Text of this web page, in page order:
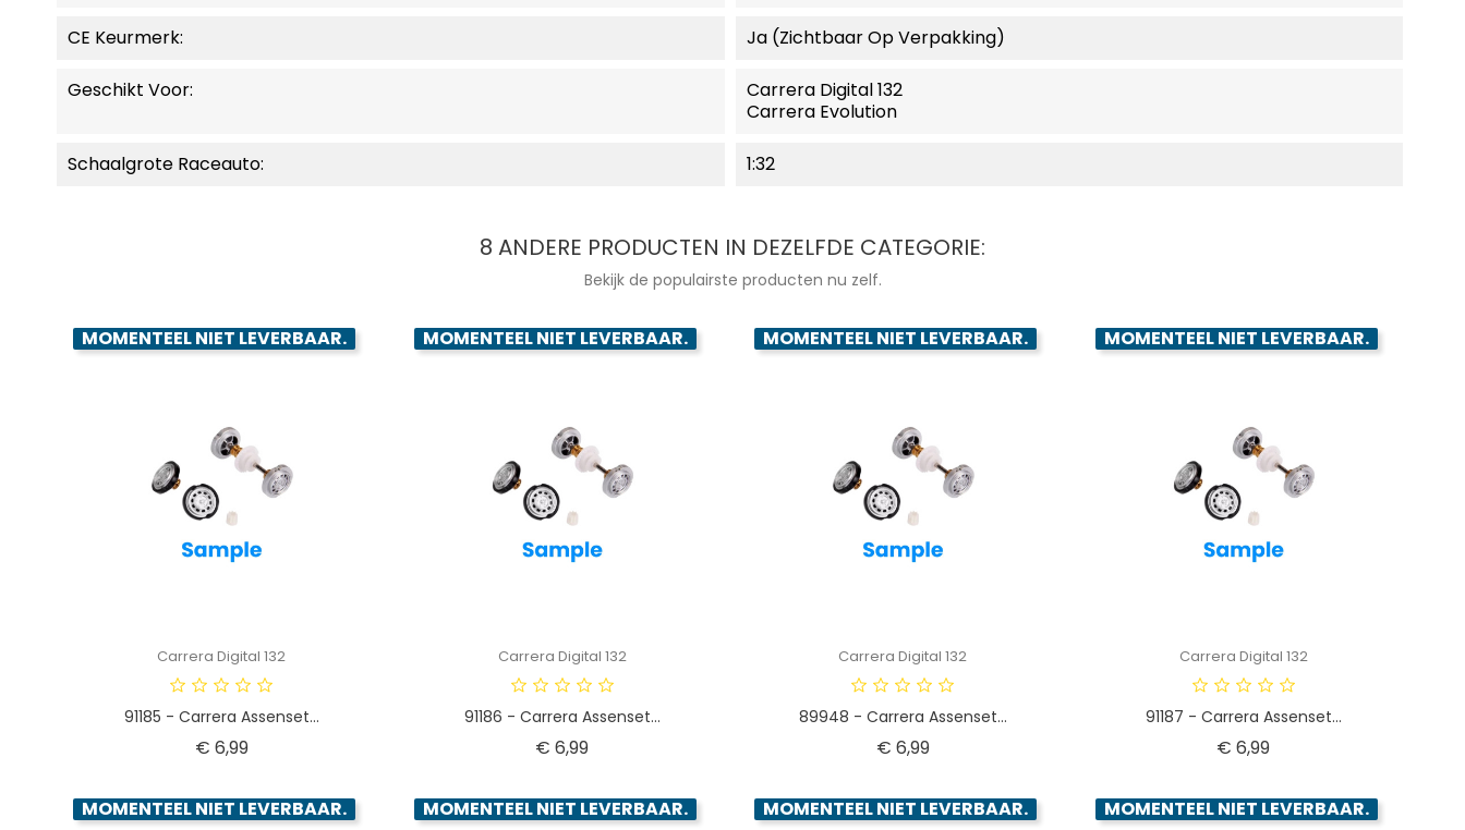
CE Keurmerk: Ja (zichtbaar Op Verpakking)
Geschikt Voor:
Carrera Digital 132
Carrera Evolution
Schaalgrote Raceauto: 1:32
8 ANDERE PRODUCTEN IN DEZELFDE CATEGORIE:
Bekijk de populairste producten nu zelf.
MOMENTEEL NIET LEVERBAAR.
Carrera Digital 132
91185 - Carrera Assenset...
€ 6,99Prijs
MOMENTEEL NIET LEVERBAAR.
Carrera Digital 132
91186 - Carrera Assenset...
€ 6,99Prijs
MOMENTEEL NIET LEVERBAAR.
Carrera Digital 132
89948 - Carrera Assenset...
€ 6,99Prijs
MOMENTEEL NIET LEVERBAAR.
Carrera Digital 132
91187 - Carrera Assenset...
€ 6,99Prijs
MOMENTEEL NIET LEVERBAAR. MOMENTEEL NIET LEVERBAAR. MOMENTEEL NIET LEVERBAAR. MOMENTEEL NIET LEVERBAAR.